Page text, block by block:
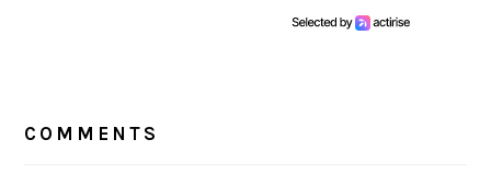
INTERACTIONS
COMMENTS